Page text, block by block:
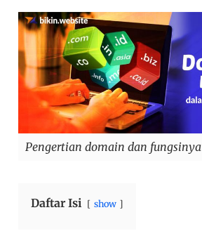
Pengertian domain dan fungsinya
Daftar Isi show